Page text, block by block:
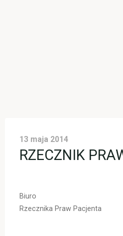
13 maja 2014
RZECZNIK
Biuro
Rzecznika Praw Pacjenta